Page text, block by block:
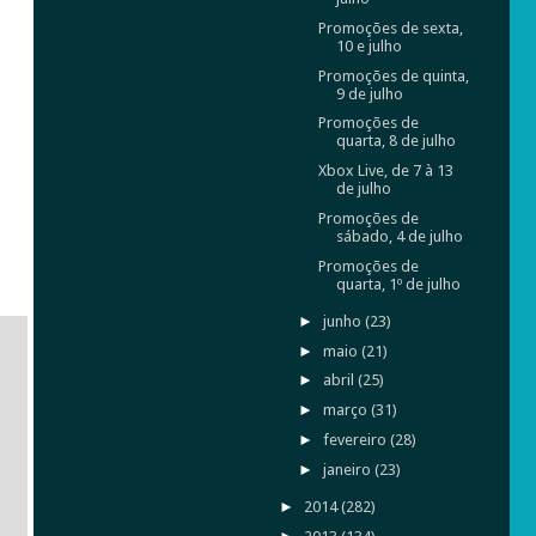
Promoções de sexta,
10 e julho
Promoções de quinta,
9 de julho
Promoções de
quarta, 8 de julho
Xbox Live, de 7 à 13
de julho
Promoções de
sábado, 4 de julho
Promoções de
quarta, 1º de julho
► junho (23)
► maio (21)
► abril (25)
► março (31)
► fevereiro (28)
► janeiro (23)
► 2014(282)